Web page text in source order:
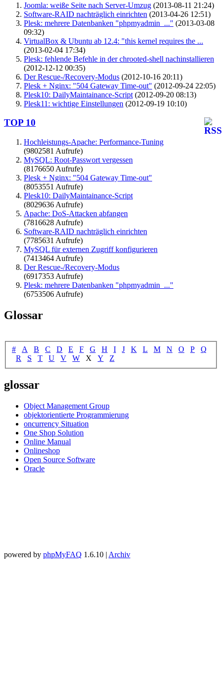
Joomla: weiße Seite nach Server-Umzug (2013-08-11 21:24)
Software-RAID nachträglich einrichten (2013-04-26 12:51)
Plesk: mehrere Datenbanken "phpmyadmin_..." (2013-03-08
09:32)
VirtualBox & Ubuntu ab 12.4: "this kernel requires the ...
(2013-02-04 17:34)
Plesk: fehlende Befehle in der chrooted-shell nachinstallieren
(2012-12-12 00:35)
Der Rescue-/Recovery-Modus (2012-10-16 20:11)
Plesk + Nginx: "504 Gateway Time-out" (2012-09-24 22:05)
Plesk10: DailyMaintainance-Script (2012-09-20 08:13)
Plesk11: wichtige Einstellungen (2012-09-19 10:10)
TOP 10
Hochleistungs-Apache: Performance-Tuning
(9802581 Aufrufe)
MySQL: Root-Passwort vergessen
(8176650 Aufrufe)
Plesk + Nginx: "504 Gateway Time-out"
(8053551 Aufrufe)
Plesk10: DailyMaintainance-Script
(8029636 Aufrufe)
Apache: DoS-Attacken abfangen
(7816628 Aufrufe)
Software-RAID nachträglich einrichten
(7785631 Aufrufe)
MySQL für externen Zugriff konfigurieren
(7413464 Aufrufe)
Der Rescue-/Recovery-Modus
(6917353 Aufrufe)
Plesk: mehrere Datenbanken "phpmyadmin_..."
(6753506 Aufrufe)
Glossar
# A B C D E F G H I J K L M N O P
Q
R
S T U V W X Y Z
glossar
Object Management Group
objektorientierte Programmierung
oncurrency Situation
One Shop Solution
Online Manual
Onlineshop
Open Source Software
Oracle
powered by phpMyFAQ 1.6.10 | Archiv